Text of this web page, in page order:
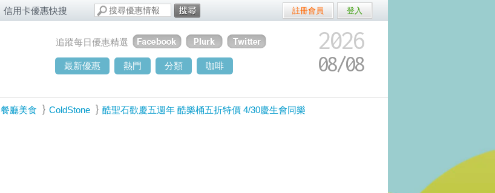
信用卡優惠快搜 註冊會員 登入
追蹤每日優惠精選 2026
08/08
最新優惠 熱門 分類 咖啡
餐廳美食 ColdStone 酷聖石歡慶五週年 酷樂桶五折特價 4/30慶生會同樂